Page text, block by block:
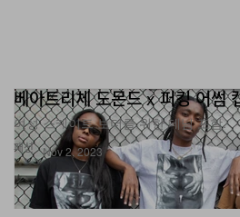
패션
베아트리체 도몬드 x 퍼킹 어썸
여성 스케이트 보더를 위한 데님 포함.
Nov 2, 2023